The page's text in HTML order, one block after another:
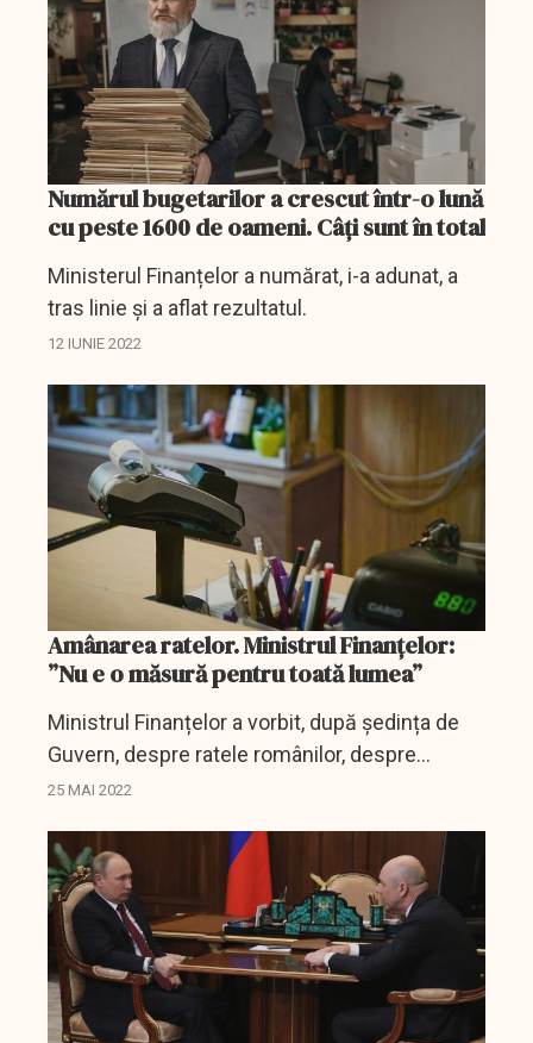
Numărul bugetarilor a crescut într-o lună
cu peste 1600 de oameni. Câți sunt în total
Ministerul Finanțelor a numărat, i-a adunat, a
tras linie și a aflat rezultatul.
12 IUNIE 2022
Amânarea ratelor. Ministrul Finanțelor:
”Nu e o măsură pentru toată lumea”
Ministrul Finanțelor a vorbit, după ședința de
Guvern, despre ratele românilor, despre
deficitul bugetar și multe alte lucruri.
25 MAI 2022